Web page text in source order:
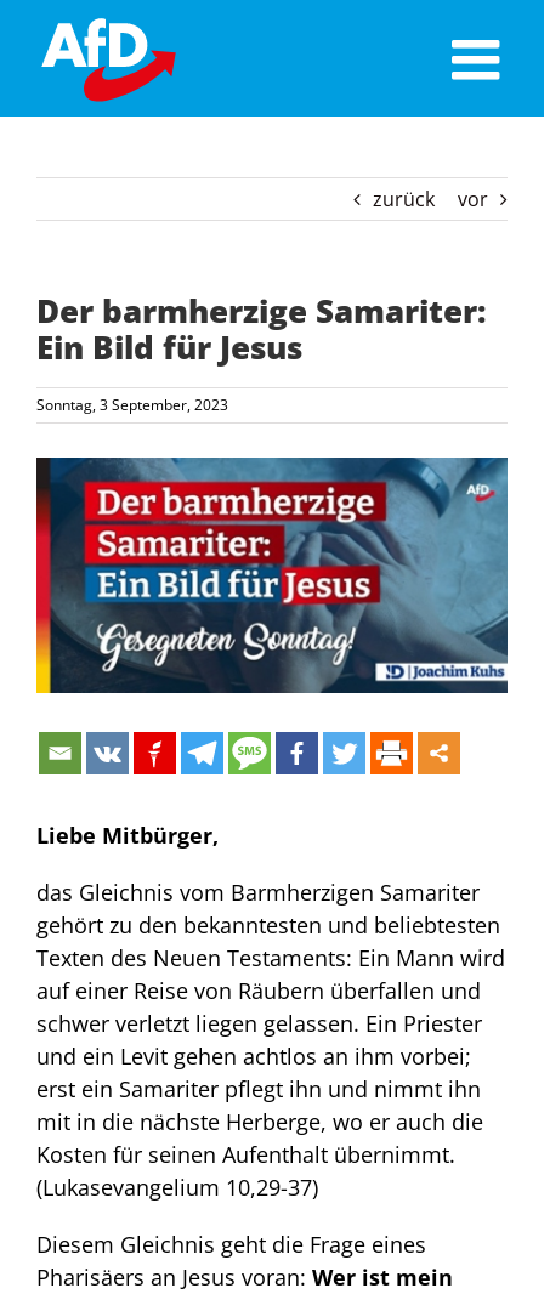
content
zurück vor
Der barmherzige Samariter:
Ein Bild für Jesus
Sonntag, 3 September, 2023
Zeige
grösseres
Bild
Liebe Mitbürger,
das Gleichnis vom Barmherzigen Samariter
gehört zu den bekanntesten und beliebtesten
Texten des Neuen Testaments: Ein Mann wird
auf einer Reise von Räubern überfallen und
schwer verletzt liegen gelassen. Ein Priester
und ein Levit gehen achtlos an ihm vorbei;
erst ein Samariter pflegt ihn und nimmt ihn
mit in die nächste Herberge, wo er auch die
Kosten für seinen Aufenthalt übernimmt.
(Lukasevangelium 10,29-37)
Diesem Gleichnis geht die Frage eines
Pharisäers an Jesus voran: Wer ist mein